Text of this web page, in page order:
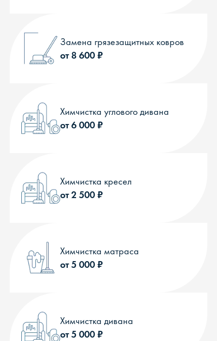
Замена грязезащитных ковров
от 8 600 ₽
Химчистка углового дивана
от 6 000 ₽
Химчистка кресел
от 2 500 ₽
Химчистка матраса
от 5 000 ₽
Химчистка дивана
от 5 000 ₽